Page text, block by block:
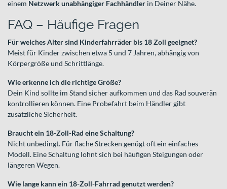
einem Netzwerk unabhängiger Fachhändler in Deiner Nähe.
FAQ – Häufige Fragen
Für welches Alter sind Kinderfahrräder bis 18 Zoll geeignet?
Meist für Kinder zwischen etwa 5 und 7 Jahren, abhängig von
Körpergröße und Schrittlänge.
Wie erkenne ich die richtige Größe?
Dein Kind sollte im Stand sicher aufkommen und das Rad souverän
kontrollieren können. Eine Probefahrt beim Händler gibt
zusätzliche Sicherheit.
Braucht ein 18-Zoll-Rad eine Schaltung?
Nicht unbedingt. Für flache Strecken genügt oft ein einfaches
Modell. Eine Schaltung lohnt sich bei häufigen Steigungen oder
längeren Wegen.
Wie lange kann ein 18-Zoll-Fahrrad genutzt werden?